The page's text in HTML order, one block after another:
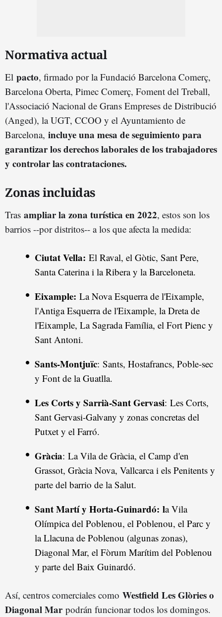
Normativa actual
El pacto, firmado por la Fundació Barcelona Comerç,
Barcelona Oberta, Pimec Comerç, Foment del Treball,
l'Associació Nacional de Grans Empreses de Distribució
(Anged), la UGT, CCOO y el Ayuntamiento de
Barcelona, incluye una mesa de seguimiento para
garantizar los derechos laborales de los trabajadores
y controlar las contrataciones.
Zonas incluidas
Tras ampliar la zona turística en 2022, estos son los
barrios --por distritos-- a los que afecta la medida:
Ciutat Vella: El Raval, el Gòtic, Sant Pere,
Santa Caterina i la Ribera y la Barceloneta.
Eixample: La Nova Esquerra de l'Eixample,
l'Antiga Esquerra de l'Eixample, la Dreta de
l'Eixample, La Sagrada Família, el Fort Pienc y
Sant Antoni.
Sants-Montjuïc: Sants, Hostafrancs, Poble-sec
y Font de la Guatlla.
Les Corts y Sarrià-Sant Gervasi: Les Corts,
Sant Gervasi-Galvany y zonas concretas del
Putxet y el Farró.
Gràcia: La Vila de Gràcia, el Camp d'en
Grassot, Gràcia Nova, Vallcarca i els Penitents y
parte del barrio de la Salut.
Sant Martí y Horta-Guinardó: la Vila
Olímpica del Poblenou, el Poblenou, el Parc y
la Llacuna de Poblenou (algunas zonas),
Diagonal Mar, el Fòrum Marítim del Poblenou
y parte del Baix Guinardó.
Así, centros comerciales como Westfield Les Glòries o
Diagonal Marpodrán funcionar todos los domingos.